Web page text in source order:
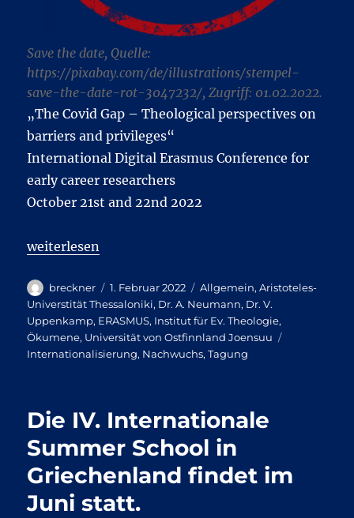
Save the date, Quelle:
https://pixabay.com/de/illustrations/stempel-
save-the-date-rot-3047232/, Zugriff: 01.02.2022.
„The Covid Gap – Theological perspectives on
barriers and privileges“
International Digital Erasmus Conference for
early career researchers
October 21st and 22nd 2022
„SAVE THE DATE – International Conference“
weiterlesen
Autor
breckner
Veröffentlicht
am
1. Februar 2022 Kategorien
Allgemein,Aristoteles-
Universtität Thessaloniki, Dr. A. Neumann, Dr. V.
Uppenkamp, ERASMUS, Institut für Ev. Theologie,
Ökumene, Universität von Ostfinnland Joensuu
Internationalisierung, Nachwuchs,Tagung
Die IV. Internationale
Summer School in
Griechenland findet im
Juni statt.